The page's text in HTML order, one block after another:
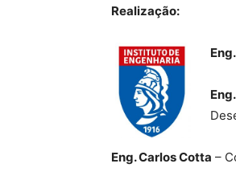
Realização:
Eng. Carlos Cotta –